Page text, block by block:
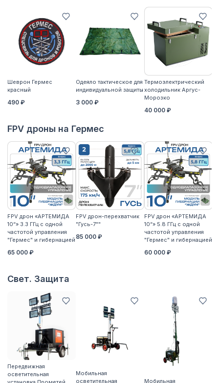
Шеврон Гермес
красный
490 ₽
Одеяло тактическое для
индивидуальной защиты
3 000 ₽
Термоэлектрический
холодильник Аргус-
Морозко
40 000 ₽
FPV дроны на Гермес
FPV дрон «АРТЕМИДА
10“» 3.3 ГГц с одной
частотой управления
"Гермес" и гибернацией
65 000 ₽
FPV дрон-перехватчик
"Гусь-7""
85 000 ₽
FPV дрон «АРТЕМИДА
10“» 5.8 ГГц с одной
частотой управления
"Гермес" и гибернацией
60 000 ₽
Свет. Защита
Передвижная
осветительная
Мобильная
осветительная
Мобильная